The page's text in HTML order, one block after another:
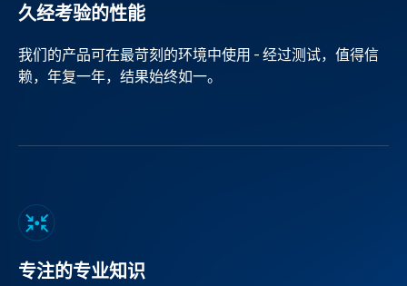
久经考验的性能
我们的产品可在最苛刻的环境中使用 - 经过测试，值得信
赖，年复一年，结果始终如一。
专注的专业知识